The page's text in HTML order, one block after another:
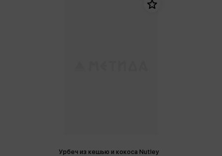
Урбеч из кешью и кокоса Nutley